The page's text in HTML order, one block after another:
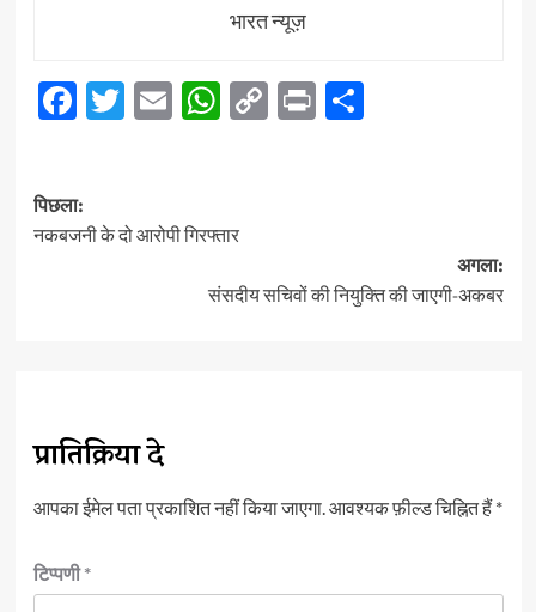
भारत न्यूज़
Facebook
Twitter
EmailWhatsApp
Copy
PrintShare
पोस्ट
नेविगेशन
पिछला:
नकबजनी के दो आरोपी गिरफ्तार
अगला:
संसदीय सचिवों की नियुक्ति की जाएगी-अकबर
प्रातिक्रिया दे
आपका ईमेल पता प्रकाशित नहीं किया जाएगा.आवश्यक फ़ील्ड चिह्नित हैं*
टिप्पणी*